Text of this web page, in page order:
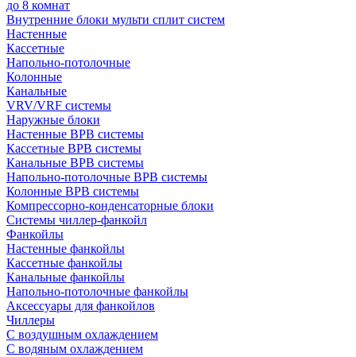
до 8 комнат
Внутренние блоки мульти сплит систем
Настенные
Кассетные
Напольно-потолочные
Колонные
Канальные
VRV/VRF системы
Наружные блоки
Настенные ВРВ системы
Кассетные ВРВ системы
Канальные ВРВ системы
Напольно-потолочные ВРВ системы
Колонные ВРВ системы
Компрессорно-конденсаторные блоки
Системы чиллер-фанкойл
Фанкойлы
Настенные фанкойлы
Кассетные фанкойлы
Канальные фанкойлы
Напольно-потолочные фанкойлы
Аксессуары для фанкойлов
Чиллеры
С воздушным охлаждением
С водяным охлаждением